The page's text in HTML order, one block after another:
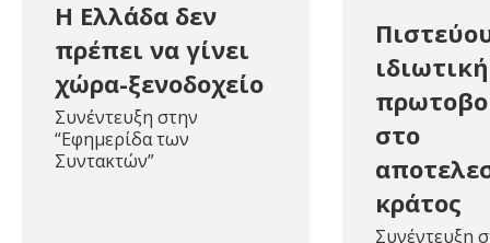
Η Ελλάδα δεν
πρέπει να γίνει
χώρα-ξενοδοχείο
Συνέντευξη στην
“Εφημερίδα των
Συντακτών”
ιδιωτική
στο
κράτος
Συνέντευξη